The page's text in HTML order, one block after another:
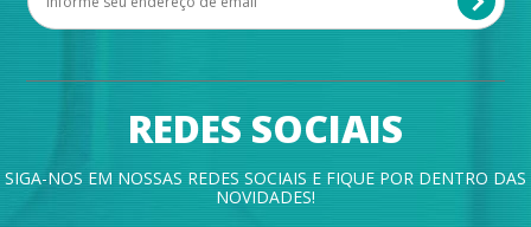
REDES SOCIAIS
SIGA-NOS EM NOSSAS REDES SOCIAIS E FIQUE POR DENTRO DAS
NOVIDADES!